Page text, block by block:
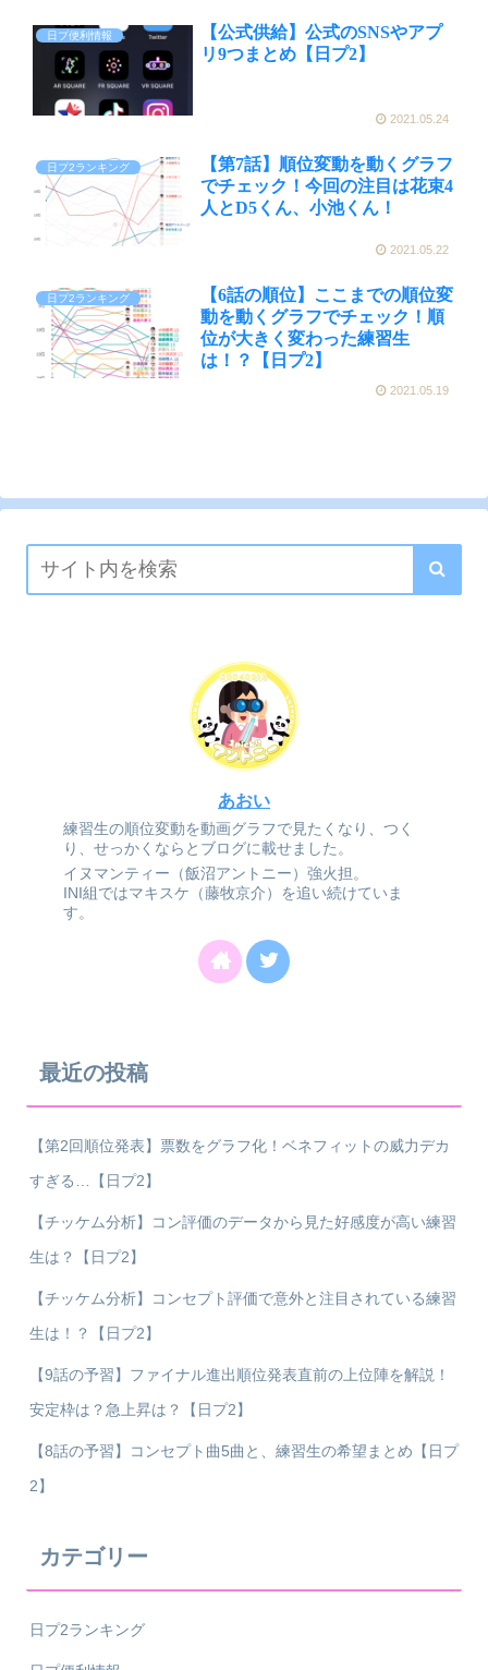
日プ便利情報
【公式供給】公式のSNSやアプ
リ9つまとめ【日プ2】
2021.05.24
日プ2ランキング
【第7話】順位変動を動くグラフ
でチェック！今回の注目は花束4
人とD5くん、小池くん！
2021.05.22
日プ2ランキング
【6話の順位】ここまでの順位変
動を動くグラフでチェック！順
位が大きく変わった練習生
は！？【日プ2】
2021.05.19
あおい
練習生の順位変動を動画グラフで見たくなり、つく
り、せっかくならとブログに載せました。
イヌマンティー（飯沼アントニー）強火担。
INI組ではマキスケ（藤牧京介）を追い続けていま
す。
最近の投稿
【第2回順位発表】票数をグラフ化！ベネフィットの威力デカ
すぎる…【日プ2】
【チッケム分析】コン評価のデータから見た好感度が高い練習
生は？【日プ2】
【チッケム分析】コンセプト評価で意外と注目されている練習
生は！？【日プ2】
【9話の予習】ファイナル進出順位発表直前の上位陣を解説！
安定枠は？急上昇は？【日プ2】
【8話の予習】コンセプト曲5曲と、練習生の希望まとめ【日プ
2】
カテゴリー
日プ2ランキング